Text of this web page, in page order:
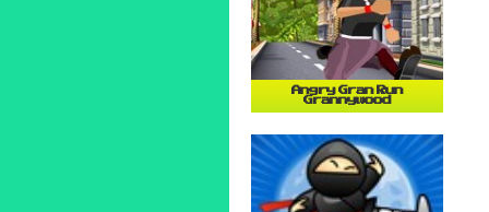
Angry Gran Run
Grannywood